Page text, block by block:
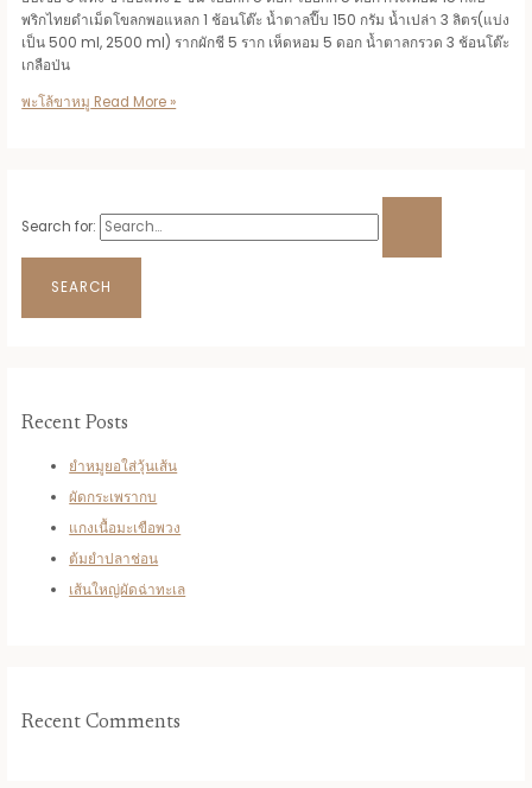
พริกไทยดำเม็ดโขลกพอแหลก 1 ช้อนโต๊ะ น้ำตาลปี๊บ 150 กรัม น้ำเปล่า 3 ลิตร(แบ่ง
เป็น 500 ml, 2500 ml) รากผักชี 5 ราก เห็ดหอม 5 ดอก น้ำตาลกรวด 3 ช้อนโต๊ะ
เกลือป่น
พะโล้ขาหมู Read More »
Search for:
Recent Posts
ยำหมูยอใส่วุ้นเส้น
ผัดกระเพรากบ
แกงเนื้อมะเขือพวง
ต้มยำปลาช่อน
เส้นใหญ่ผัดฉ่าทะเล
Recent Comments